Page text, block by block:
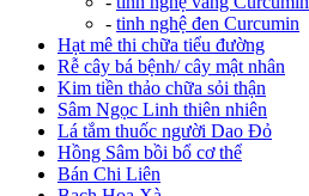
- tinh nghệ đen Curcumin
Hạt mê thi chữa tiểu đường
Rễ cây bá bệnh/ cây mật nhân
Kim tiền thảo chữa sỏi thận
Sâm Ngọc Linh thiên nhiên
Lá tắm thuốc người Dao Đỏ
Hồng Sâm bồi bổ cơ thể
Bán Chi Liên